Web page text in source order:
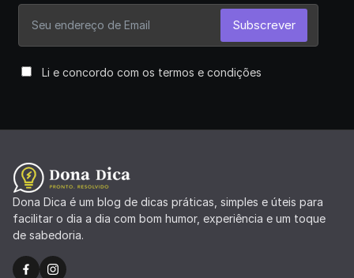
Li e concordo com os termos e condições
Subscrever
Dona Dica é um blog de dicas práticas, simples e úteis para
facilitar o dia a dia com bom humor, experiência e um toque
de sabedoria.